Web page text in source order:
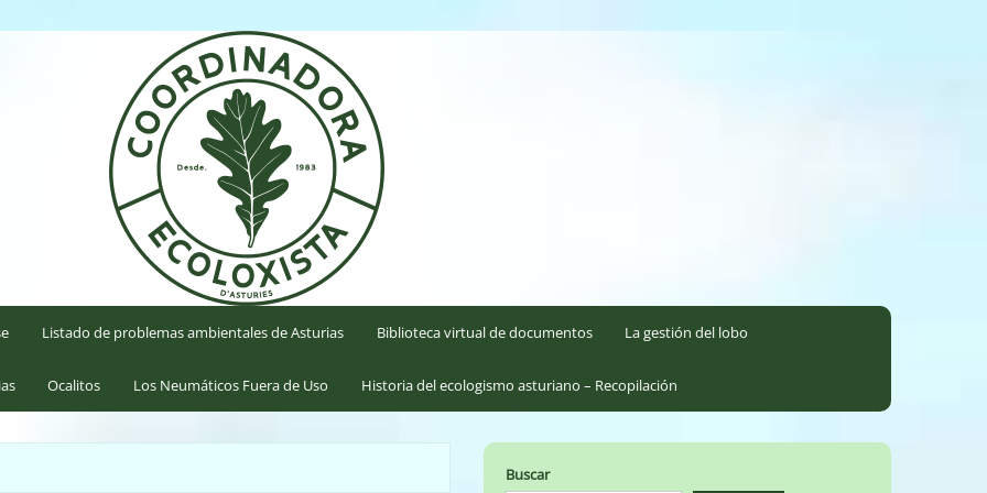
Listado de problemas ambientales de Asturias Biblioteca virtual de documentos La gestión del lobo
Ocalitos Los Neumáticos Fuera de Uso Historia del ecologismo asturiano – Recopilación
Buscar